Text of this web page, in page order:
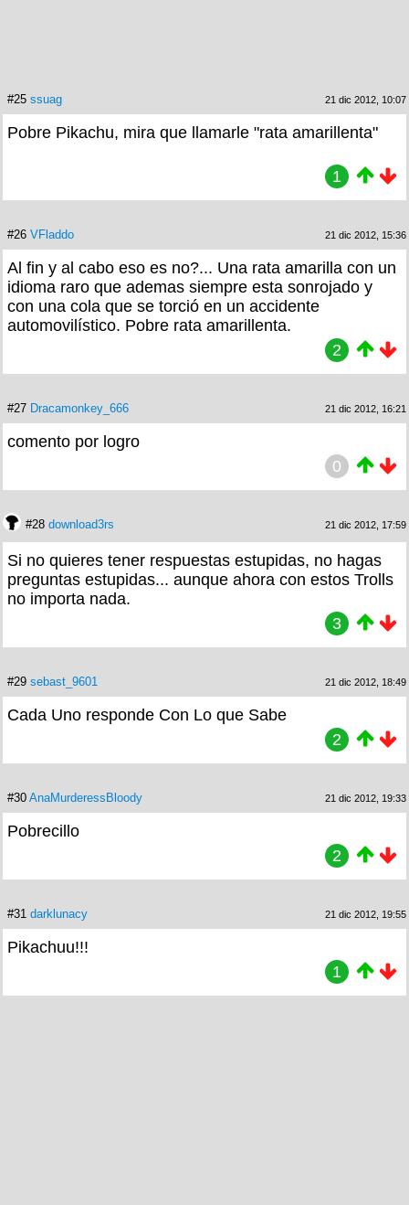
#25 ssuag 21 dic 2012, 10:07
Pobre Pikachu, mira que llamarle "rata amarillenta"
1
#26 VFladdo 21 dic 2012, 15:36
Al fin y al cabo eso es no?... Una rata amarilla con un
idioma raro que ademas siempre esta sonrojado y
con una cola que se torció en un accidente
automovilístico. Pobre rata amarillenta.
2
#27 Dracamonkey_666 21 dic 2012, 16:21
comento por logro
0
#28 download3rs 21 dic 2012, 17:59
Si no quieres tener respuestas estupidas, no hagas
preguntas estupidas... aunque ahora con estos Trolls
no importa nada.
3
#29 sebast_9601 21 dic 2012, 18:49
Cada Uno responde Con Lo que Sabe
2
#30 AnaMurderessBloody 21 dic 2012, 19:33
Pobrecillo
2
#31 darklunacy 21 dic 2012, 19:55
Pikachuu!!!
1